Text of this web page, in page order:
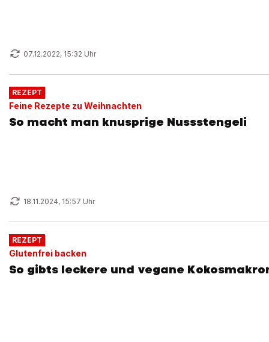
07.12.2022, 15:32 Uhr
REZEPT
Feine Rezepte zu Weihnachten
So macht man knusprige Nussstengeli
18.11.2024, 15:57 Uhr
REZEPT
Glutenfrei backen
So gibts leckere und vegane